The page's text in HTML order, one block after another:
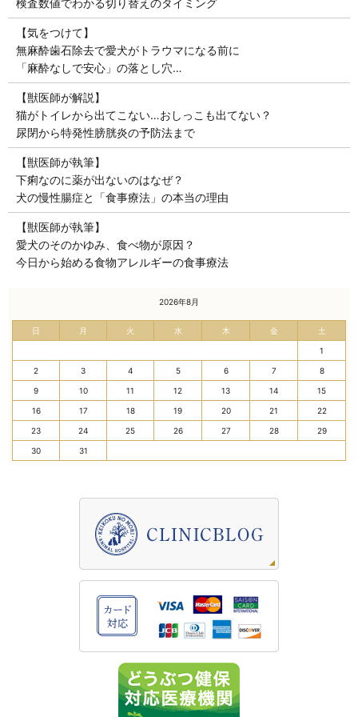
検査数値でわかる切り替えのタイミング
【気をつけて】
無麻酔歯石除去で愛犬がトラウマになる前に
「麻酔なしで安心」の落とし穴…
【獣医師が解説】
猫がトイレから出てこない…おしっこも出てない？
尿閉から特発性膀胱炎の予防法まで
【獣医師が執筆】
下痢なのに薬が出ないのはなぜ？
犬の慢性腸症と「食事療法」の本当の理由
【獣医師が執筆】
愛犬のそのかゆみ、食べ物が原因？
今日から始める食物アレルギーの食事療法
2026年8月
日 月 火 水 木 金 土
1
2 3 4 5 6 7 8
9 10 11 12 13 14 15
16 17 18 19 20 21 22
23 24 25 26 27 28 29
30 31